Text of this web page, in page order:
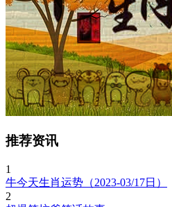
推荐资讯
1
牛今天生肖运势（2023-03/17日）
2